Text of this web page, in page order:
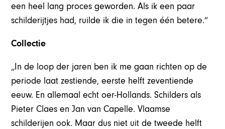
een heel lang proces geworden. Als ik een paar
schilderijtjes had, ruilde ik die in tegen één betere.”
Collectie
„In de loop der jaren ben ik me gaan richten op de
periode laat zestiende, eerste helft zeventiende
eeuw. En allemaal echt oer-Hollands. Schilders als
Pieter Claes en Jan van Capelle. Vlaamse
schilderijen ook. Maar dus niet uit de tweede helft